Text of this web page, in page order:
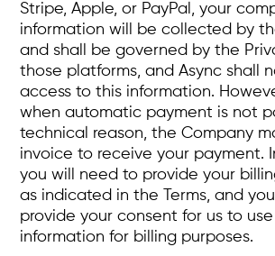
Stripe, Apple, or PayPal, your
information will be collected by
and shall be governed by the
those platforms, and Async shall
access to this information.
when automatic payment is not
technical reason, the Company
invoice to receive your payment.
you will need to provide your
as indicated in the Terms, and
provide your consent for us to
information for billing purposes.